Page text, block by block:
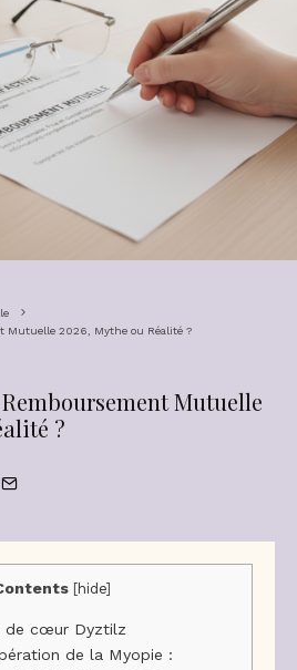
Mutuelle 2026, Mythe ou Réalité ?
Mutuelle
?
[hide]
de cœur Dyztilz
de la Myopie :